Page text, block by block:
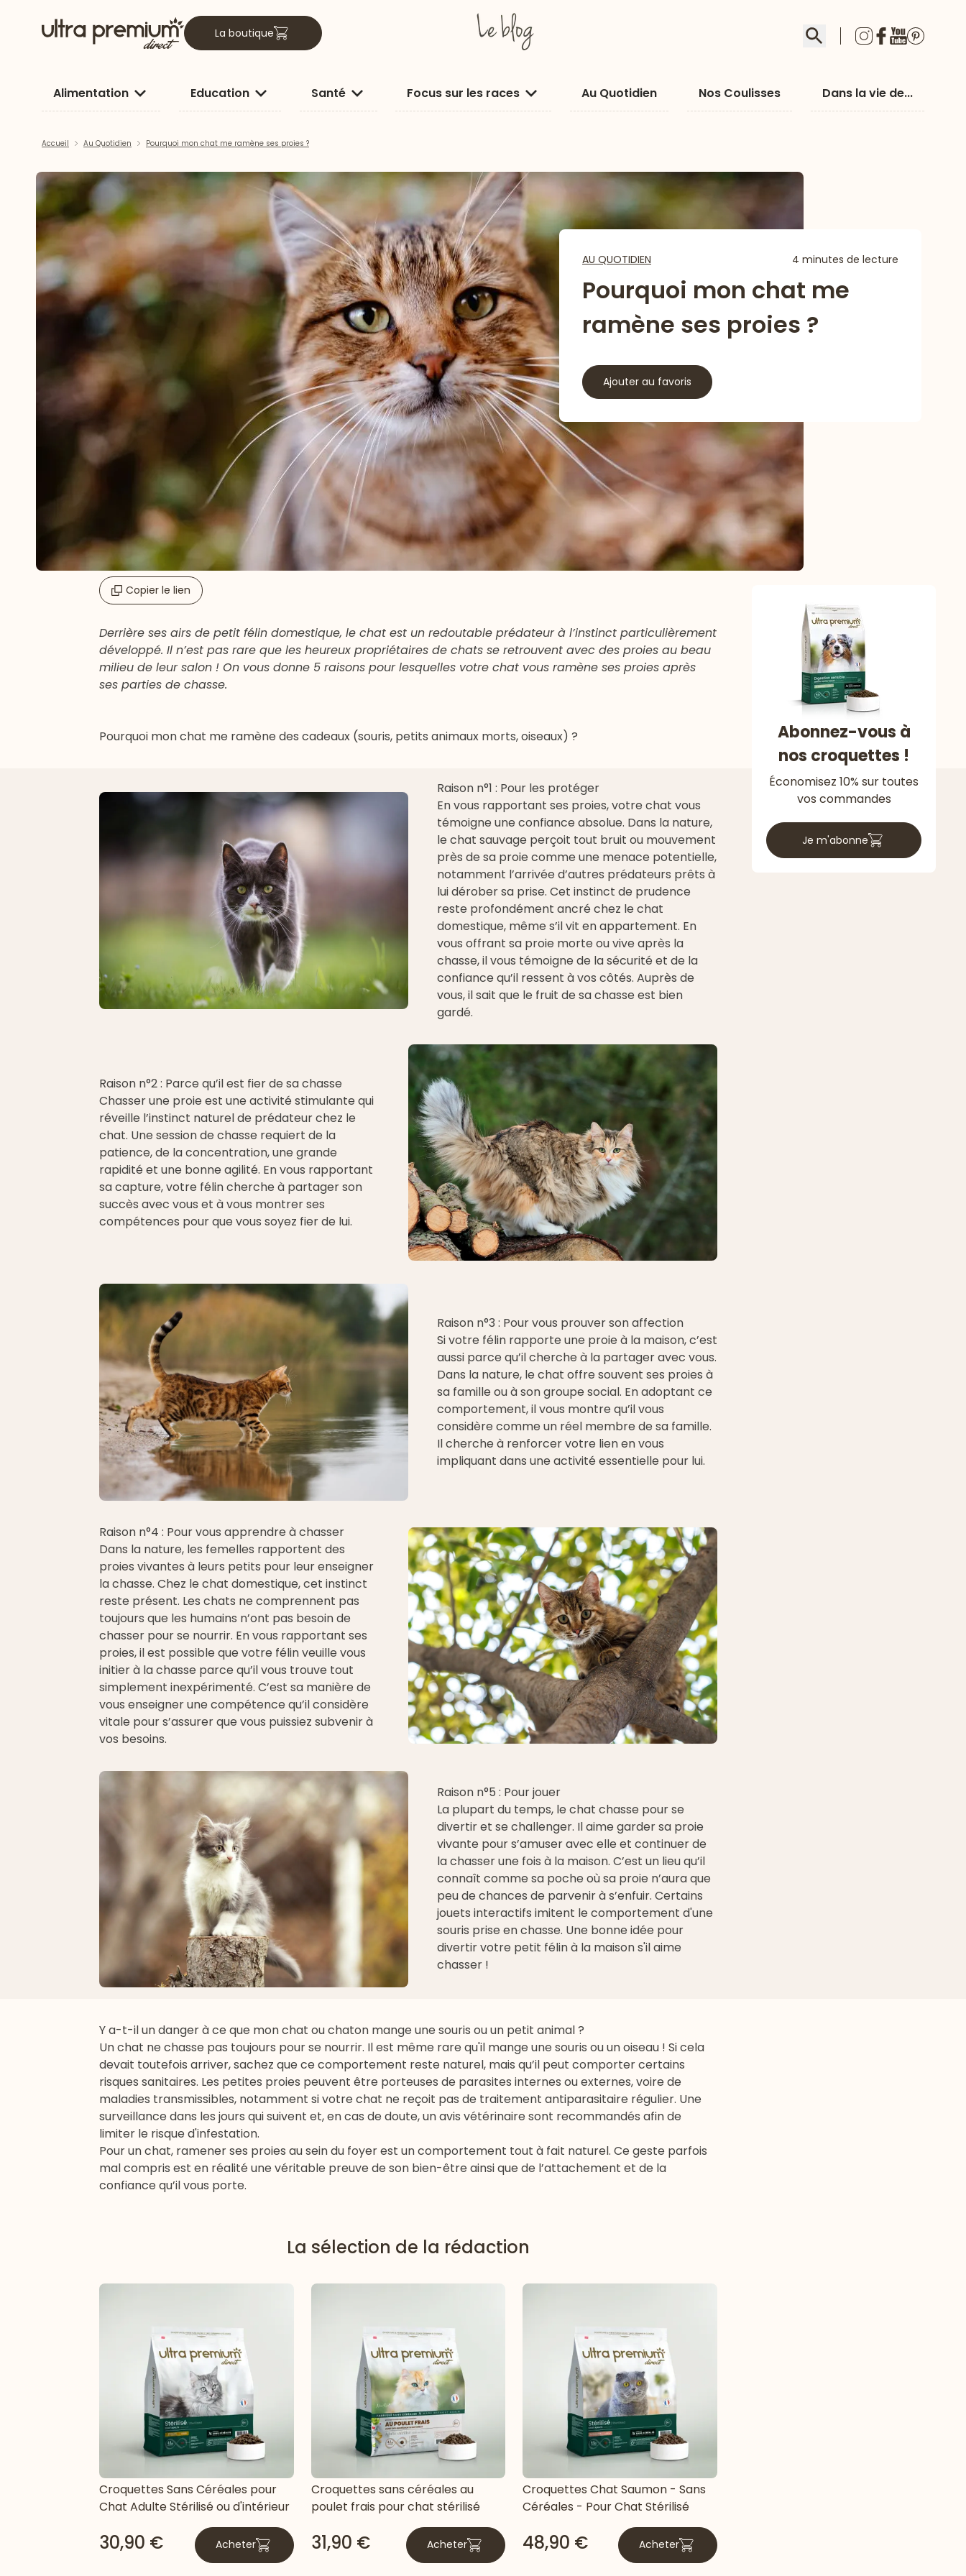
La boutique Rechercher
Alimentation Education Santé Focus sur les races Au Quotidien Nos Coulisses Dans la vie de...
Accueil Au Quotidien Pourquoi mon chat me ramène ses proies ?
AU QUOTIDIEN 4 minutes de lecture
Pourquoi mon chat me
ramène ses proies ?
Ajouter au favoris
Copier le lien
Derrière ses airs de petit félin domestique, le chat est un redoutable prédateur à l’instinct particulièrement
développé. Il n’est pas rare que les heureux propriétaires de chats se retrouvent avec des proies au beau
milieu de leur salon ! On vous donne 5 raisons pour lesquelles votre chat vous ramène ses proies après
ses parties de chasse.
Pourquoi mon chat me ramène des cadeaux (souris, petits animaux morts, oiseaux) ?
Raison n°1 : Pour les protéger
En vous rapportant ses proies, votre chat vous
témoigne une confiance absolue. Dans la nature,
le chat sauvage perçoit tout bruit ou mouvement
près de sa proie comme une menace potentielle,
notamment l’arrivée d’autres prédateurs prêts à
lui dérober sa prise. Cet instinct de prudence
reste profondément ancré chez le chat
domestique, même s’il vit en appartement. En
vous offrant sa proie morte ou vive après la
chasse, il vous témoigne de la sécurité et de la
confiance qu’il ressent à vos côtés. Auprès de
vous, il sait que le fruit de sa chasse est bien
gardé.
Raison n°2 : Parce qu’il est fier de sa chasse
Chasser une proie est une activité stimulante qui
réveille l’instinct naturel de prédateur chez le
chat. Une session de chasse requiert de la
patience, de la concentration, une grande
rapidité et une bonne agilité. En vous rapportant
sa capture, votre félin cherche à partager son
succès avec vous et à vous montrer ses
compétences pour que vous soyez fier de lui.
Raison n°3 : Pour vous prouver son affection
Si votre félin rapporte une proie à la maison, c’est
aussi parce qu’il cherche à la partager avec vous.
Dans la nature, le chat offre souvent ses proies à
sa famille ou à son groupe social. En adoptant ce
comportement, il vous montre qu’il vous
considère comme un réel membre de sa famille.
Il cherche à renforcer votre lien en vous
impliquant dans une activité essentielle pour lui.
Raison n°4 : Pour vous apprendre à chasser
Dans la nature, les femelles rapportent des
proies vivantes à leurs petits pour leur enseigner
la chasse. Chez le chat domestique, cet instinct
reste présent. Les chats ne comprennent pas
toujours que les humains n’ont pas besoin de
chasser pour se nourrir. En vous rapportant ses
proies, il est possible que votre félin veuille vous
initier à la chasse parce qu’il vous trouve tout
simplement inexpérimenté. C’est sa manière de
vous enseigner une compétence qu’il considère
vitale pour s’assurer que vous puissiez subvenir à
vos besoins.
Raison n°5 : Pour jouer
La plupart du temps, le chat chasse pour se
divertir et se challenger. Il aime garder sa proie
vivante pour s’amuser avec elle et continuer de
la chasser une fois à la maison. C’est un lieu qu’il
connaît comme sa poche où sa proie n’aura que
peu de chances de parvenir à s’enfuir. Certains
jouets interactifs imitent le comportement d'une
souris prise en chasse. Une bonne idée pour
divertir votre petit félin à la maison s'il aime
chasser !
Y a-t-il un danger à ce que mon chat ou chaton mange une souris ou un petit animal ?
Un chat ne chasse pas toujours pour se nourrir. Il est même rare qu'il mange une souris ou un oiseau ! Si cela
devait toutefois arriver, sachez que ce comportement reste naturel, mais qu’il peut comporter certains
risques sanitaires. Les petites proies peuvent être porteuses de parasites internes ou externes, voire de
maladies transmissibles, notamment si votre chat ne reçoit pas de traitement antiparasitaire régulier. Une
surveillance dans les jours qui suivent et, en cas de doute, un avis vétérinaire sont recommandés afin de
limiter le risque d'infestation.
Pour un chat, ramener ses proies au sein du foyer est un comportement tout à fait naturel. Ce geste parfois
mal compris est en réalité une véritable preuve de son bien-être ainsi que de l’attachement et de la
confiance qu’il vous porte.
Abonnez-vous à
nos croquettes !
Économisez 10% sur toutes
vos commandes
Je m'abonne
La sélection de la rédaction
Croquettes Sans Céréales pour
Chat Adulte Stérilisé ou d'intérieur
30,90 € Acheter
Croquettes sans céréales au
poulet frais pour chat stérilisé
31,90 € Acheter
Croquettes Chat Saumon - Sans
Céréales - Pour Chat Stérilisé
48,90 € Acheter